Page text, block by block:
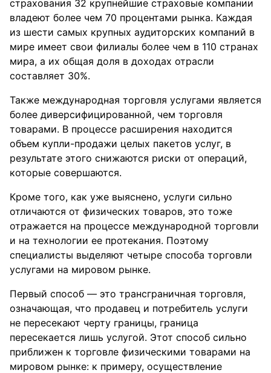
страхования 32 крупнейшие страховые компании
владеют более чем 70 процентами рынка. Каждая
из шести самых крупных аудиторских компаний в
мире имеет свои филиалы более чем в 110 странах
мира, а их общая доля в доходах отрасли
составляет 30%.
Также международная торговля услугами является
более диверсифицированной, чем торговля
товарами. В процессе расширения находится
объем купли-продажи целых пакетов услуг, в
результате этого снижаются риски от операций,
которые совершаются.
Кроме того, как уже выяснено, услуги сильно
отличаются от физических товаров, это тоже
отражается на процессе международной торговли
и на технологии ее протекания. Поэтому
специалисты выделяют четыре способа торговли
услугами на мировом рынке.
Первый способ — это трансграничная торговля,
означающая, что продавец и потребитель услуги
не пересекают черту границы, граница
пересекается лишь услугой. Этот способ сильно
приближен к торговле физическими товарами на
мировом рынке: к примеру, осуществление